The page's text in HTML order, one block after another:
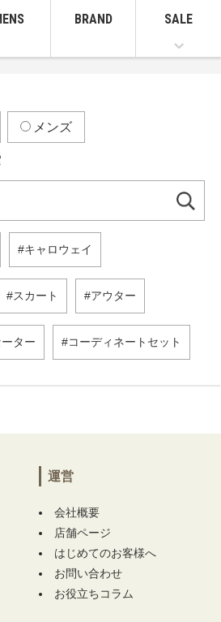
BRAND SALE
メンズ
キャロウェイ
スカート アウター
ター コーディネートセット
運営
会社概要
店舗ページ
はじめてのお客様へ
お問い合わせ
お役立ちコラム